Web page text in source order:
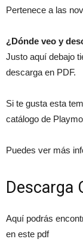
Pertenece a las
¿Dónde veo y
Justo aquí debajo
descarga en PDF.
Si te gusta esta
catálogo de
Puedes ver más
Descarga
Aquí podrás
en este pdf